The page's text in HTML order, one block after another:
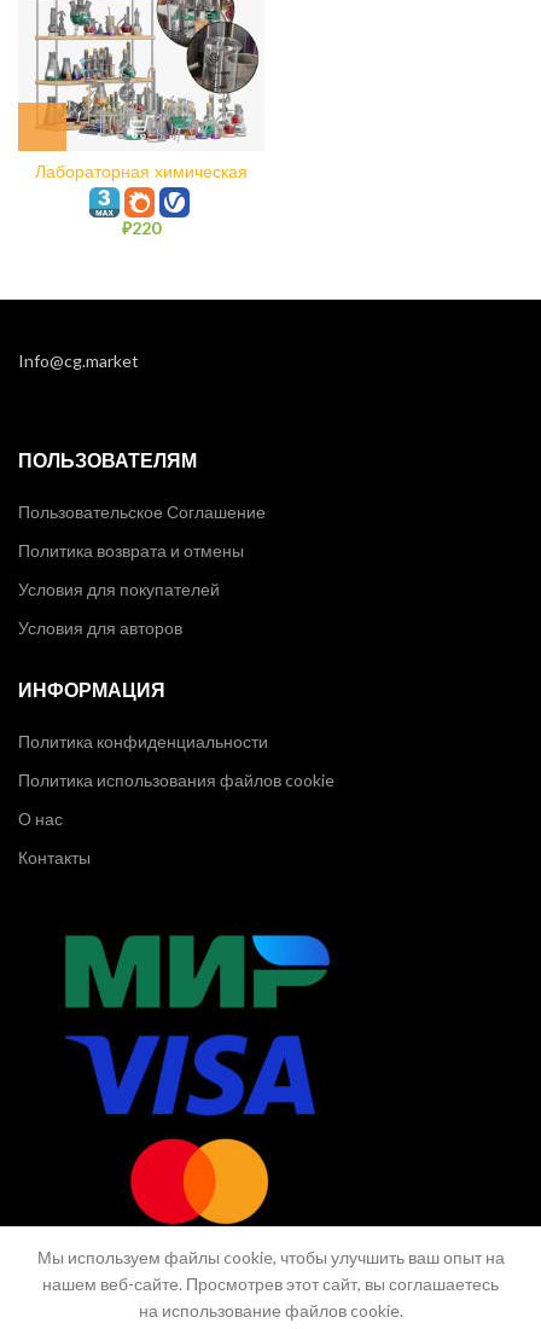
Лабораторная химическая
посуда №4
₽220
Info@cg.market
ПОЛЬЗОВАТЕЛЯМ
Пользовательское Соглашение
Политика возврата и отмены
Условия для покупателей
Условия для авторов
ИНФОРМАЦИЯ
Политика конфиденциальности
Политика использования файлов cookie
О нас
Контакты
Мы используем файлы cookie, чтобы улучшить ваш опыт на
нашем веб-сайте. Просмотрев этот сайт, вы соглашаетесь
на использование файлов cookie.